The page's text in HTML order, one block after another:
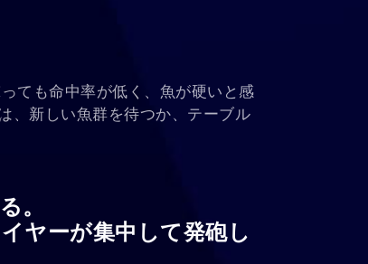
ても命中率が低く、魚が硬いと感
、新しい魚群を待つか、テーブル
。
ヤーが集中して発砲し